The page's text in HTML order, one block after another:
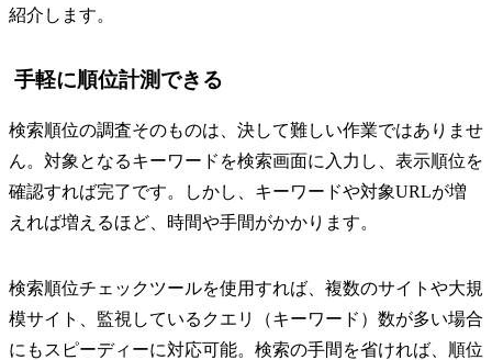
紹介します。
手軽に順位計測できる
検索順位の調査そのものは、決して難しい作業ではありませ
ん。対象となるキーワードを検索画面に入力し、表示順位を
確認すれば完了です。しかし、キーワードや対象URLが増
えれば増えるほど、時間や手間がかかります。
検索順位チェックツールを使用すれば、複数のサイトや大規
模サイト、監視しているクエリ（キーワード）数が多い場合
にもスピーディーに対応可能。検索の手間を省ければ、順位